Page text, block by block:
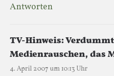
Antworten
TV-Hinweis:
Medienrauschen, das
4. April 2007 um 10:13 Uhr